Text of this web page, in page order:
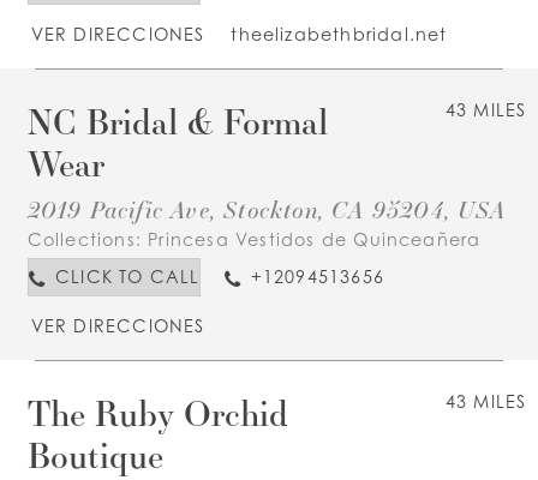
VER DIRECCIONES theelizabethbridal.net
43 MILES
NC Bridal & Formal
Wear
2019 Pacific Ave, Stockton, CA 95204, USA
Collections: Princesa Vestidos de Quinceañera
CLICK TO CALL
+12094513656
VER DIRECCIONES
43 MILES
The Ruby Orchid
Boutique